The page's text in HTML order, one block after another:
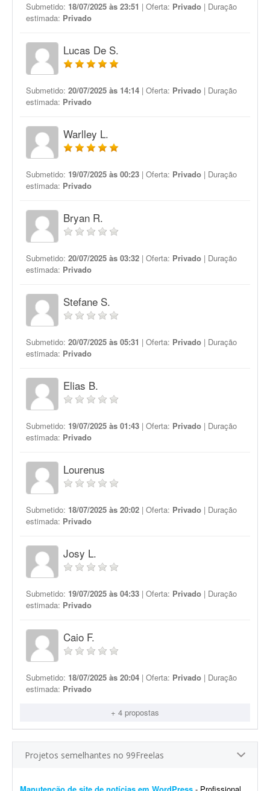
Submetido: 18/07/2025 às 23:51 | Oferta: Privado | Duração
estimada: Privado
Lucas De S.
Submetido: 20/07/2025 às 14:14 | Oferta: Privado | Duração
estimada: Privado
Warlley L.
Submetido: 19/07/2025 às 00:23 | Oferta: Privado | Duração
estimada: Privado
Bryan R.
Submetido: 20/07/2025 às 03:32 | Oferta: Privado | Duração
estimada: Privado
Stefane S.
Submetido: 20/07/2025 às 05:31 | Oferta: Privado | Duração
estimada: Privado
Elias B.
Submetido: 19/07/2025 às 01:43 | Oferta: Privado | Duração
estimada: Privado
Lourenus
Submetido: 18/07/2025 às 20:02 | Oferta: Privado | Duração
estimada: Privado
Josy L.
Submetido: 19/07/2025 às 04:33 | Oferta: Privado | Duração
estimada: Privado
Caio F.
Submetido: 18/07/2025 às 20:04 | Oferta: Privado | Duração
estimada: Privado
+ 4 propostas
Projetos semelhantes no 99Freelas